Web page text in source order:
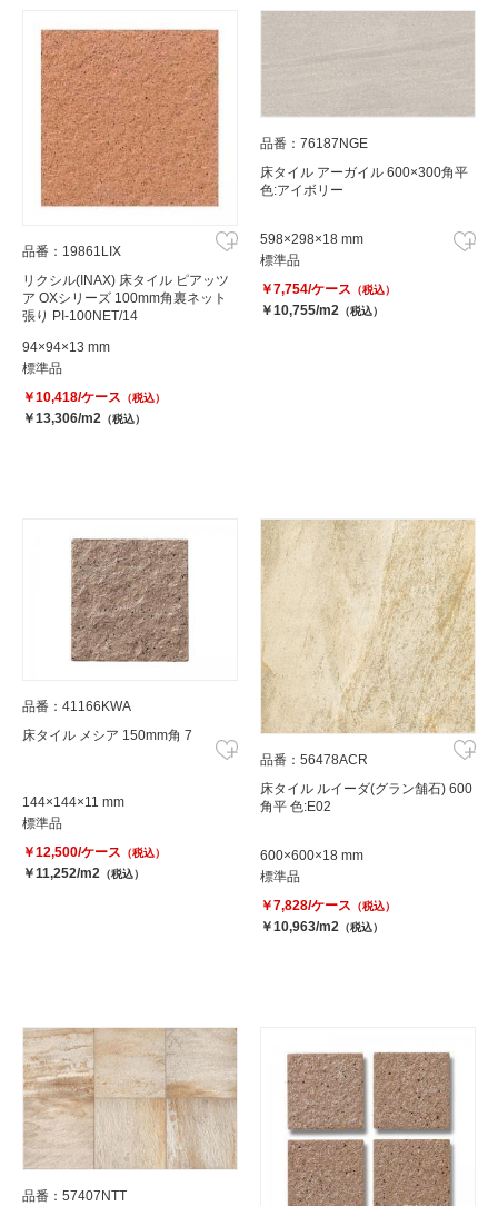
品番：19861LIX
リクシル(INAX) 床タイル ピアッツ
ア OXシリーズ 100mm角裏ネット
張り PI-100NET/14
94×94×13 mm
標準品
￥10,418/ケース （税込）
￥13,306/m2 （税込）
品番：76187NGE
床タイル アーガイル 600×300角平
色:アイボリー
598×298×18 mm
標準品
￥7,754/ケース （税込）
￥10,755/m2 （税込）
品番：41166KWA
床タイル メシア 150mm角 7
144×144×11 mm
標準品
￥12,500/ケース （税込）
￥11,252/m2 （税込）
品番：56478ACR
床タイル ルイーダ(グラン舗石) 600
角平 色:E02
600×600×18 mm
標準品
￥7,828/ケース （税込）
￥10,963/m2 （税込）
品番：57407NTT